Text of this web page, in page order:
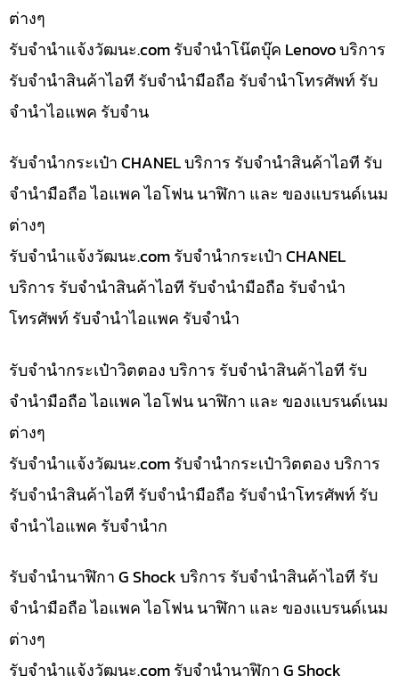
ต่างๆ
รับจํานําแจ้งวัฒนะ.com รับจำนำโน๊ตบุ๊ค Lenovo บริการ
รับจำนำสินค้าไอที รับจำนำมือถือ รับจำนำโทรศัพท์ รับ
จำนำไอแพค รับจำน
รับจำนำกระเป๋า CHANEL บริการ รับจำนำสินค้าไอที รับ
จำนำมือถือ ไอแพค ไอโฟน นาฬิกา และ ของแบรนด์เนม
ต่างๆ
รับจํานําแจ้งวัฒนะ.com รับจำนำกระเป๋า CHANEL
บริการ รับจำนำสินค้าไอที รับจำนำมือถือ รับจำนำ
โทรศัพท์ รับจำนำไอแพค รับจำนำ
รับจำนำกระเป๋าวิตตอง บริการ รับจำนำสินค้าไอที รับ
จำนำมือถือ ไอแพค ไอโฟน นาฬิกา และ ของแบรนด์เนม
ต่างๆ
รับจํานําแจ้งวัฒนะ.com รับจำนำกระเป๋าวิตตอง บริการ
รับจำนำสินค้าไอที รับจำนำมือถือ รับจำนำโทรศัพท์ รับ
จำนำไอแพค รับจำนำก
รับจำนำนาฬิกา G Shock บริการ รับจำนำสินค้าไอที รับ
จำนำมือถือ ไอแพค ไอโฟน นาฬิกา และ ของแบรนด์เนม
ต่างๆ
รับจํานําแจ้งวัฒนะ.com รับจำนำนาฬิกา G Shock